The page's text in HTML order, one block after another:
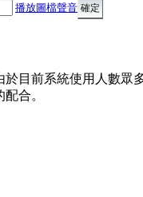
播放圖檔聲音
於目前系統使用人數眾
合。